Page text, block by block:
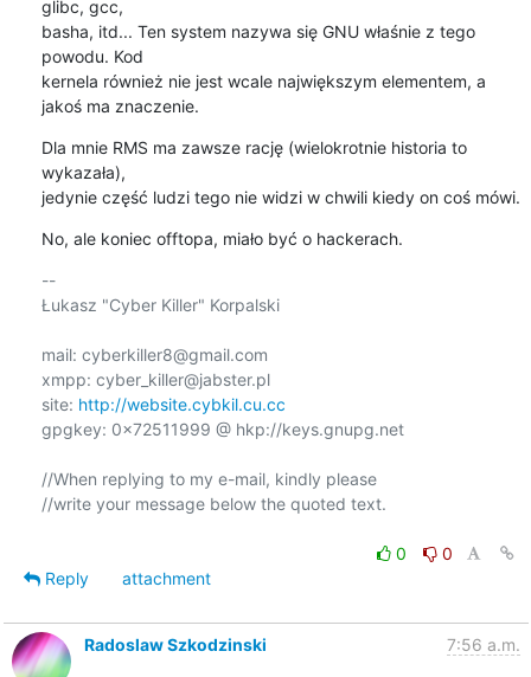
glibc, gcc,
basha, itd... Ten system nazywa się GNU właśnie z tego
powodu. Kod
kernela również nie jest wcale największym elementem, a
jakoś ma znaczenie.
Dla mnie RMS ma zawsze rację (wielokrotnie historia to
wykazała),
jedynie część ludzi tego nie widzi w chwili kiedy on coś mówi.
No, ale koniec offtopa, miało być o hackerach.
--
Łukasz "Cyber Killer" Korpalski
mail: cyberkiller8@gmail.com
xmpp: cyber_killer@jabster.pl
site: http://website.cybkil.cu.cc
gpgkey: 0x72511999 @ hkp://keys.gnupg.net
//When replying to my e-mail, kindly please
//write your message below the quoted text.
0
0
Reply
attachment
Radoslaw Szkodzinski 7:56 a.m.